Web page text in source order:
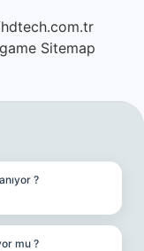
Sitemap
?
mu ?